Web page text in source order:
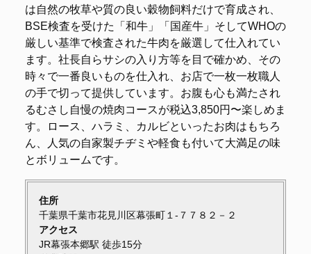
は自然の牧草や質の良い穀物飼料だけで育成され、
BSE検査を受けた「和牛」「国産牛」そしてWHOの
厳しい基準で検査された牛肉を厳選して仕入れてい
ます。社長自らサシの入り方等を目で確かめ、その
時々で一番良いものを仕入れ、お店で一枚一枚職人
の手で切って提供しています。お腹も心も満たされ
るむさし自慢の焼肉コースが税込3,850円〜楽しめま
す。ロース、ハラミ、カルビといったお肉はもちろ
ん、人気の自家製チヂミや軽食も付いて大満足の味
とボリュームです。
住所
千葉県千葉市花見川区幕張町１-７７８２－２
アクセス
JR幕張本郷駅 徒歩15分